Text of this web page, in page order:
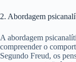
2. Abordagem
A abordagem
compreender o
Segundo Freud, os